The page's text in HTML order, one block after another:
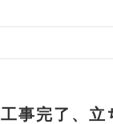
工事完了、立